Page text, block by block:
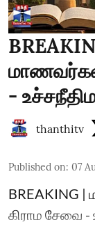
-
thanthitv
Published on: 07
BREAKING
கிராம சேவை -